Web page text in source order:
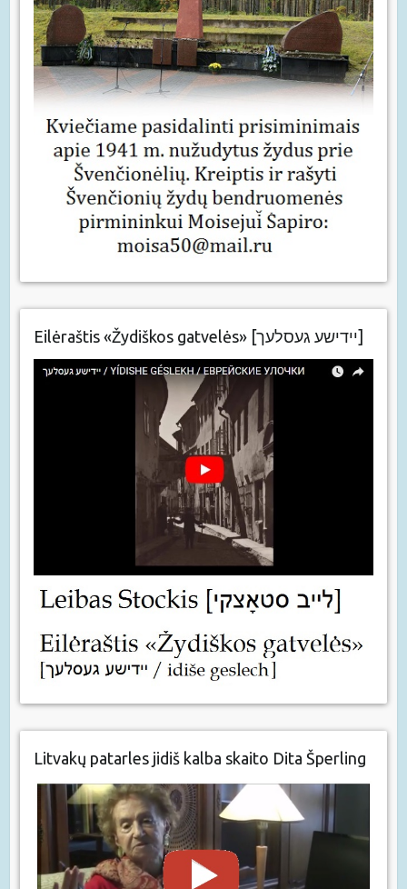
Eilėraštis «Žydiškos gatvelės» [יידישע געסלעך]
Litvakų patarles jidiš kalba skaito Dita Šperling